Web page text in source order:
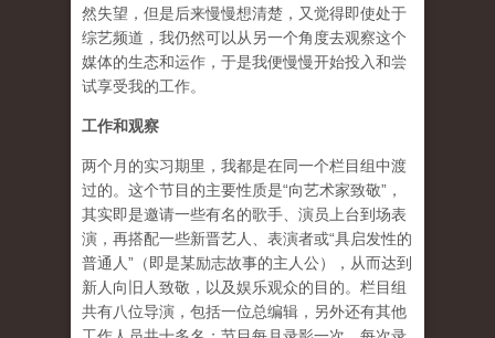
然失望，但是后来慢慢想清楚，又觉得即使处于
综艺频道，我仍然可以从另一个角度去观察这个
媒体的生态和运作，于是我便慢慢开始投入和尝
试享受我的工作。
工作和观察
两个月的实习期里，我都是在同一个栏目组中渡
过的。这个节目的主要性质是“向艺术家致敬”，
其实即是邀请一些有名的歌手、演员上台到场表
演，再搭配一些新晋艺人、表演者或“具启发性的
普通人”（即是某励志故事的主人公），从而达到
新人向旧人致敬，以及娱乐观众的目的。栏目组
共有八位导演，包括一位总编辑，另外还有其他